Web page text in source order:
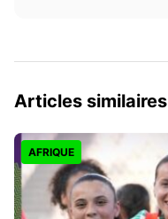
Articles similaires
AFRIQUE